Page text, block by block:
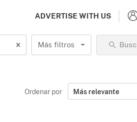
ADVERTISE WITH US
Más filtros
Ordenar por Más relevante